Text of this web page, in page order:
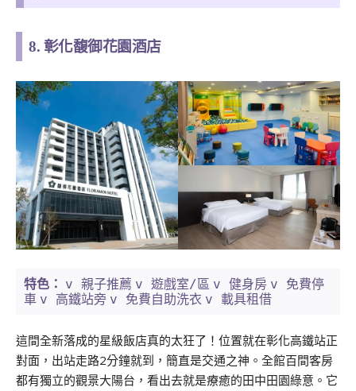
8. 彰化馥御花園酒店
特色： v 親子推薦 v 遊戲室/區 v 健身房 v 免費停
車 v 高鐵站旁 v 免費自助洗衣 v 載具租借
這間全新落成的星級飯店真的太狂了！位置就在彰化高鐵站正
對面，出站走路2分鐘就到，簡直是交通之神。全館百間客房
都有獨立的觀景大陽台，看出去就是療癒的田中田園綠意。它